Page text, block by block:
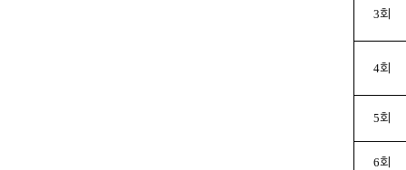
3회
4회
5회
6회